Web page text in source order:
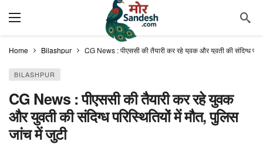
Home Bilashpur CG News : पीएससी की तैयारी कर रहे युवक और युवती की संदिग्ध
BILASHPUR
CG News : पीएससी की तैयारी कर रहे युवक
और युवती की संदिग्ध परिस्थितियों में मौत, पुलिस
जांच में जुटी